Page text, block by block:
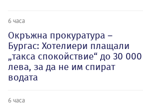
6 часа
Окръжна прокуратура –
Бургас: Хотелиери плащали
„такса спокойствие“ до 30 000
лева, за да не им спират
водата
6 часа